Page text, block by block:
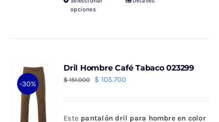
opciones
Este
Las
opciones
-30%
Dril Hombre Café Tabaco 023299
$151.000
El
era:
$ 105.700
es:
Este pantalón dril para hombre en color